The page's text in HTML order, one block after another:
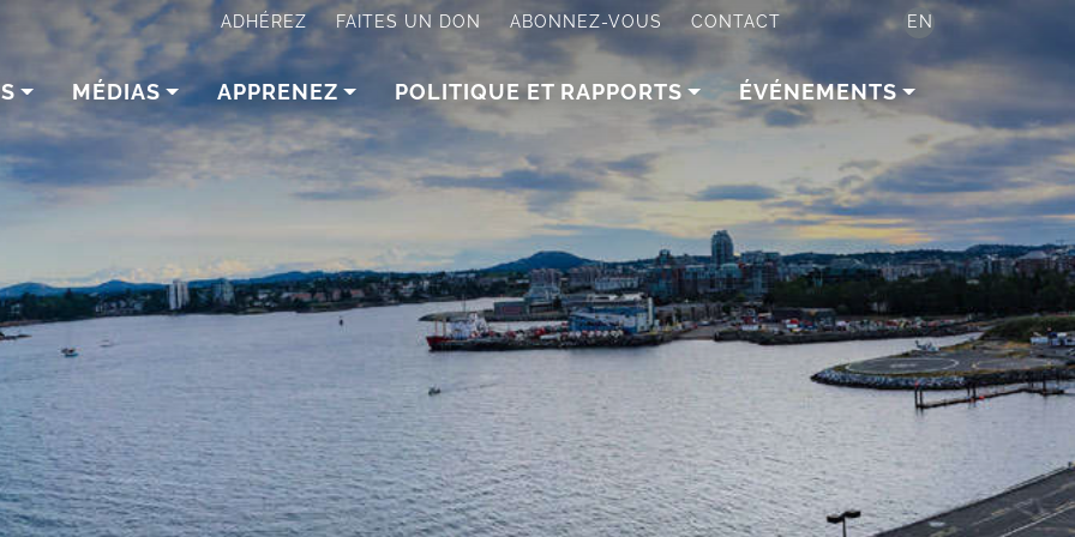
ADHÉREZ FAITES UN DON ABONNEZ-VOUS CONTACT EN
MÉDIAS APPRENEZ POLITIQUE ET RAPPORTS ÉVÉNEMENTS